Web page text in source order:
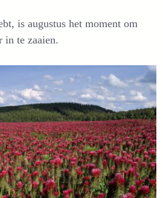
is augustus het moment om
in te zaaien.